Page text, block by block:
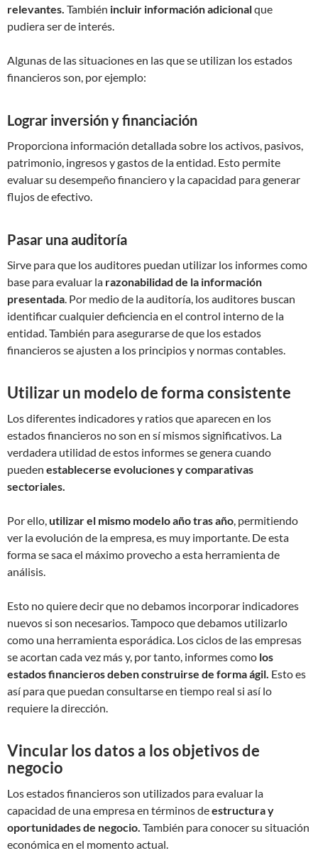
relevantes. También incluir información adicionalque
pudiera ser de interés.
Algunas de las situaciones en las que se utilizan los estados
financieros son, por ejemplo:
Lograr inversión y financiación
Proporciona información detallada sobre los activos, pasivos,
patrimonio, ingresos y gastos de la entidad. Esto permite
evaluar su desempeño financiero y la capacidad para generar
flujos de efectivo.
Pasar una auditoría
Sirve para que los auditores puedan utilizar los informes como
base para evaluar la razonabilidad de la información
presentada. Por medio de la auditoría, los auditores buscan
identificar cualquier deficiencia en el control interno de la
entidad. También para asegurarse de que los estados
financieros se ajusten a los principios y normas contables.
Utilizar un modelo de forma consistente
Los diferentes indicadores y ratios que aparecen en los
estados financieros no son en sí mismos significativos. La
verdadera utilidad de estos informes se genera cuando
pueden establecerse evoluciones y comparativas
sectoriales.
Por ello,utilizar el mismo modelo año tras año, permitiendo
ver la evolución de la empresa, es muy importante. De esta
forma se saca el máximo provecho a esta herramienta de
análisis.
Esto no quiere decir que no debamos incorporar indicadores
nuevos si son necesarios. Tampoco que debamos utilizarlo
como una herramienta esporádica. Los ciclos de las empresas
se acortan cada vez más y, por tanto, informes como los
estados financieros deben construirse de forma ágil. Esto es
así para que puedan consultarse en tiempo real si así lo
requiere la dirección.
Vincular los datos a los objetivos de
negocio
Los estados financieros son utilizados para evaluar la
capacidad de una empresa en términos deestructura y
oportunidades de negocio. También para conocer su situación
económica en el momento actual.